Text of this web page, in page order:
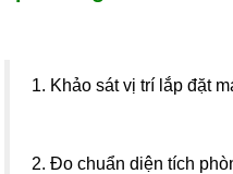
1. Khảo sát vị trí lắp đặt
2. Đo chuẩn diện tích